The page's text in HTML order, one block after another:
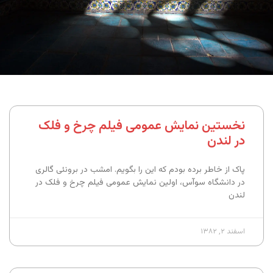
نخستین نمایش عمومی فیلم چرخ و فلک
در لندن
پاک از خاطر برده بودم که این را بگویم. امشب در برونئی گالری
در دانشگاه سوآس،‌ اولین نمایش عمومی فیلم چرخ و فلک در
لندن
اسفند ۲, ۱۳۸۲